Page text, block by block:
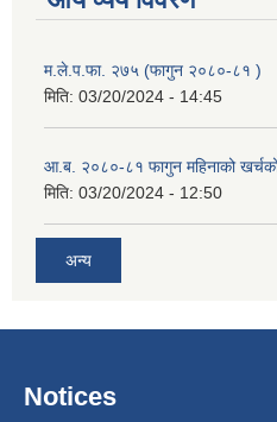
म.ले.प.फा. २७५ (फागुन २०८०-८१ )
मिति: 03/20/2024 - 14:45
आ.ब. २०८०-८१ फागुन महिनाको खर्चको
मिति: 03/20/2024 - 12:50
अन्य
Notices